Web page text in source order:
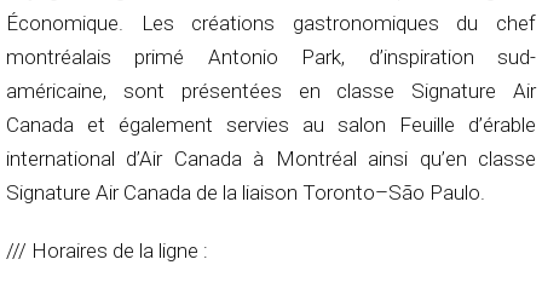
Économique. Les créations gastronomiques du chef
montréalais primé Antonio Park, d’inspiration sud-
américaine, sont présentées en classe Signature Air
Canada et également servies au salon Feuille d’érable
international d’Air Canada à Montréal ainsi qu’en classe
Signature Air Canada de la liaison Toronto–São Paulo.
/// Horaires de la ligne :